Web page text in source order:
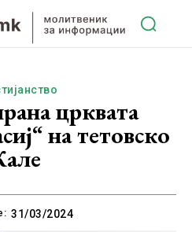
црквата
на тетовско
31/03/2024